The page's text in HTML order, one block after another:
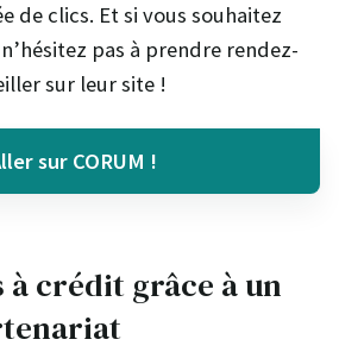
de clics. Et si vous souhaitez
pas à prendre rendez-
sur leur site !
sur CORUM !
crédit grâce à un